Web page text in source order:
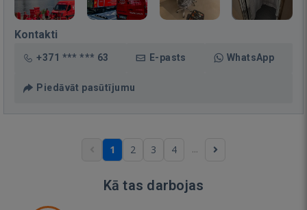
Kontakti
+371 *** *** 63 E-pasts WhatsApp
Piedāvāt pasūtījumu
1 2 3 4 ...
Kā tas darbojas